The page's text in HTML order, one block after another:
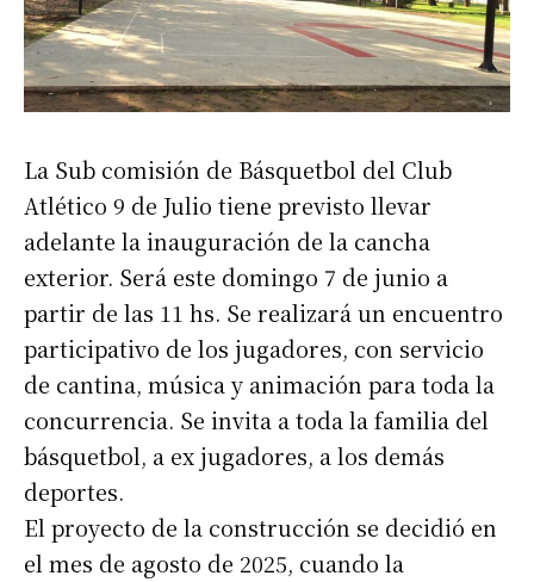
La Sub comisión de Básquetbol del Club
Atlético 9 de Julio tiene previsto llevar
adelante la inauguración de la cancha
exterior. Será este domingo 7 de junio a
partir de las 11 hs. Se realizará un encuentro
participativo de los jugadores, con servicio
de cantina, música y animación para toda la
concurrencia. Se invita a toda la familia del
básquetbol, a ex jugadores, a los demás
deportes.
El proyecto de la construcción se decidió en
el mes de agosto de 2025, cuando la